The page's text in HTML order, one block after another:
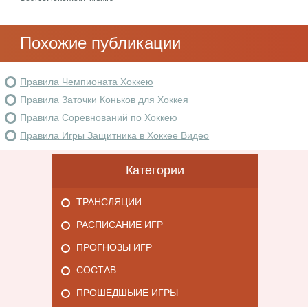
Похожие публикации
Правила Чемпионата Хоккею
Правила Заточки Коньков для Хоккея
Правила Соревнований по Хоккею
Правила Игры Защитника в Хоккее Видео
Категории
ТРАНСЛЯЦИИ
РАСПИСАНИЕ ИГР
ПРОГНОЗЫ ИГР
СОСТАВ
ПРОШЕДШЫИЕ ИГРЫ